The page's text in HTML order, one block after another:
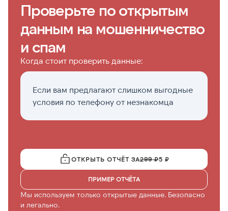
Проверьте по открытым
данным на мошенничество
и спам
Когда стоит проверить данные:
Если вам предлагают слишком выгодные
условия по телефону от незнакомца
ОТКРЫТЬ ОТЧЁТ ЗА299 ₽5 ₽
ПРИМЕР ОТЧЁТА
Мы используем только открытые данные. Безопасно
и легально.